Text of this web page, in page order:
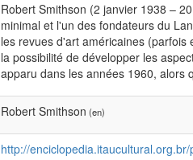
Robert Smithson (2 janvier 1938 –
minimal et l'un des fondateurs du
les revues d'art américaines
la possibilité de développer les
apparu dans les années 1960, alors
Robert Smithson (en)
http://